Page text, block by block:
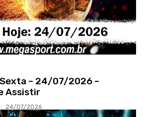
– 24/07/2026 –
Assistir
- 24/07/2026